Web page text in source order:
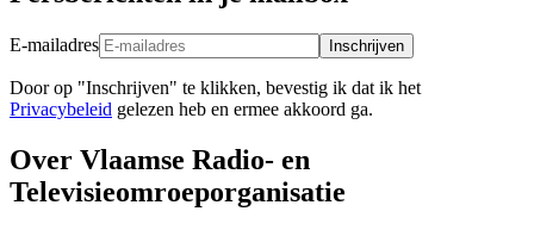
E-mailadres Inschrijven
Door op "Inschrijven" te klikken, bevestig ik dat ik het
Privacybeleid gelezen heb en ermee akkoord ga.
Over Vlaamse Radio- en
Televisieomroeporganisatie